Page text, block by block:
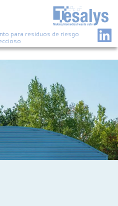
para residuos de riesgo